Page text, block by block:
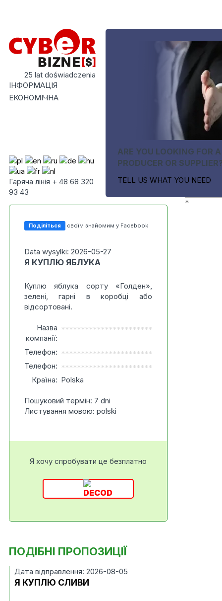
25 lat doświadczenia
ІНФОРМАЦІЯ
ЕКОНОМІЧНА
Гаряча лінія + 48 68 320
93 43
ARE YOU LOOKING FOR A
PRODUCER OR
TELL US WHAT YOU NEED
Поділіться своїм знайомим у Facebook
Data wysylki: 2026-05-27
Я КУПЛЮ ЯБЛУКА
Куплю яблука сорту «Голден»,
зелені, гарні в коробці або
відсортовані.
Назва
компанії:
***********************
Телефон: ***********************
Телефон: ***********************
Країна: Polska
Пошуковий термін: 7 dni
Листування мовою: polski
Я хочу спробувати це безплатно
*
ПОДІБНІ ПРОПОЗИЦІЇ
Дата відправлення: 2026-08-05
Я КУПЛЮ СЛИВИ